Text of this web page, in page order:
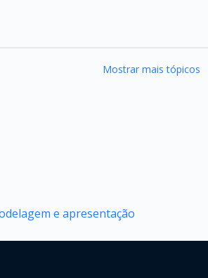
Mostrar mais tópicos
e apresentação